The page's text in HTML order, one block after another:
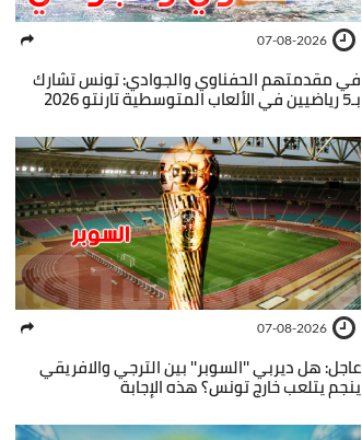
07-08-2026
في مقدمتهم الحفناوي والجوادي: تونس تشارك
بـ5 رياضيين في الألعاب المتوسطية تارنتو 2026
07-08-2026
عاجل: هل ديربي ''السوبر'' بين الترجي والافريقي
ينجم يتلعب خارج تونس؟ هذه الإجابة